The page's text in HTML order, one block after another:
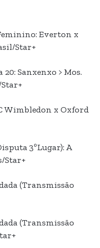
Everton x
Star+
Sanxenxo > Mos.
Wimbledon x Oxford
3ºLugar): A
(Transmissão
(Transmissão